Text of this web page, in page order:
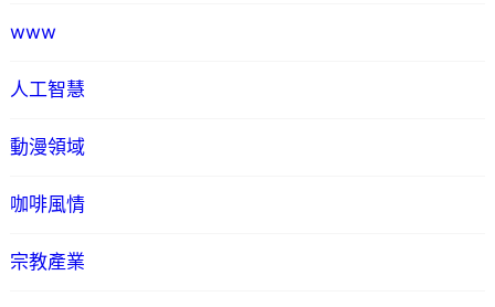
www
人工智慧
動漫領域
咖啡風情
宗教產業